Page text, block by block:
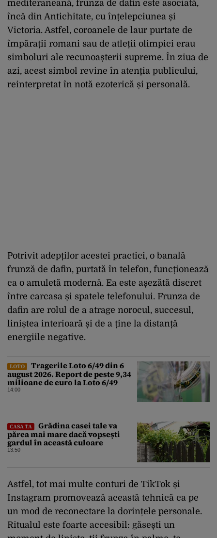
mediteraneană, frunza de dafin este asociată,
încă din Antichitate, cu înțelepciunea și
Victoria. Astfel, coroanele de laur purtate de
împărații romani sau de atleții olimpici erau
simboluri ale recunoașterii supreme. În ziua de
azi, acest simbol revine în atenția publicului,
reinterpretat în notă ezoterică și personală.
Potrivit adepților acestei practici, o banală
frunză de dafin, purtată în telefon, funcționează
ca o amuletă modernă. Ea este așezătă discret
între carcasa și spatele telefonului. Frunza de
dafin are rolul de a atrage norocul, succesul,
liniștea interioară și de a ține la distanță
energiile negative.
LOTO
Tragerile Loto 6/49 din 6
august 2026. Report de peste 9,34
milioane de euro la Loto 6/49
14:00
CASA TA
Grădina casei tale va
părea mai mare dacă vopsești
gardul în această culoare
13:50
Astfel, tot mai multe conturi de TikTok și
Instagram promovează această tehnică ca pe
un mod de reconectare la dorințele personale.
Ritualul este foarte accesibil: găsești un